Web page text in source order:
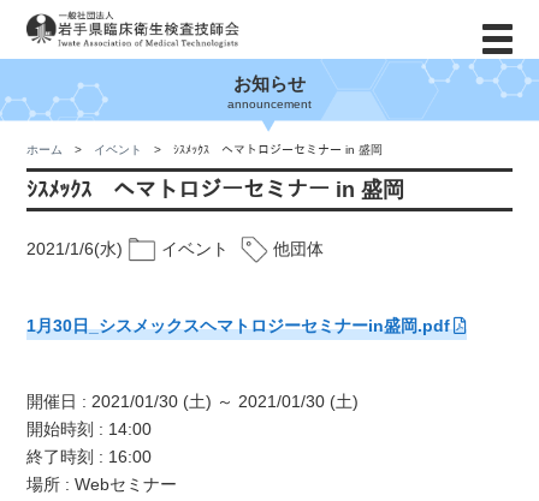
お知らせ
announcement
ホーム イベント ｼｽﾒｯｸｽ ヘマトロジーセミナー in 盛岡
ｼｽﾒｯｸｽ ヘマトロジーセミナー in 盛岡
2021/1/6(水) イベント 他団体
1月30日_シスメックスヘマトロジーセミナーin盛岡.pdf
開催日 : 2021/01/30 (土) ～ 2021/01/30 (土)
開始時刻 : 14:00
終了時刻 : 16:00
場所 : Webセミナー